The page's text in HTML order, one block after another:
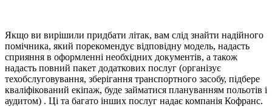
Якщо ви вирішили придбати літак, вам слід знайти надійного
помічника, який порекомендує відповідну модель, надасть
сприяння в оформленні необхідних документів, а також
надасть повний пакет додаткових послуг (організує
техобслуговування, зберігання транспортного засобу, підбере
кваліфікований екіпаж, буде займатися плануванням польотів і
аудитом) . Ці та багато інших послуг надає компанія Кофранс.